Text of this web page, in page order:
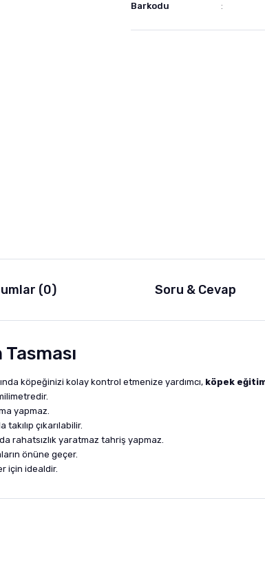
Barkodu
(0) Soru & Cevap
köpeğinizi kolay kontrol etmenize yardımcı, köpek
yapmaz.
çıkarılabilir.
rahatsızlık yaratmaz tahriş yapmaz.
önüne geçer.
için idealdir.